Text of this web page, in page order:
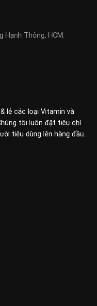
Hạnh Thông, HCM.
lẻ các loại Vitamin và
tôi luôn đặt tiêu chí
tiêu dùng lên hàng đầu.